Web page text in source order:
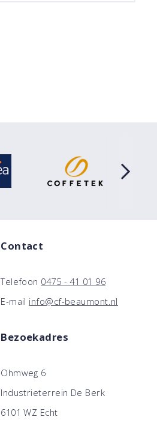
Contact
Telefoon 0475 - 41 01 96
E-mail info@cf-beaumont.nl
Bezoekadres
Ohmweg 6
Industrieterrein De Berk
6101 WZ Echt